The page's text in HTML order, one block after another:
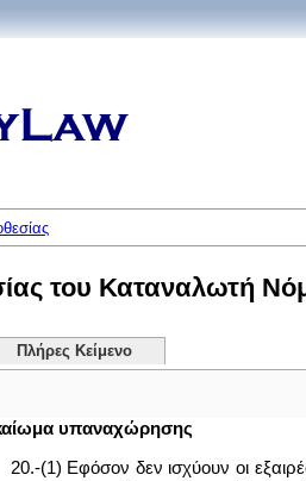
του Καταναλωτή
Πλήρες Κείμενο
υπαναχώρησης
20.-(1) Εφόσον δεν ισχύουν οι